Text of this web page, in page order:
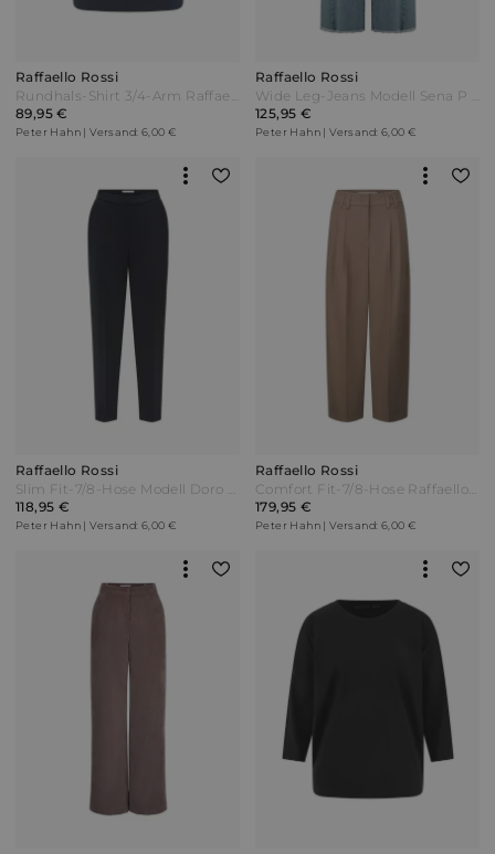
Raffaello Rossi
Rundhals-Shirt 3/4-Arm Raffaello Rossi blau
89,95 €
Peter Hahn | Versand: 6,00 €
Raffaello Rossi
Wide Leg-Jeans Modell Sena P Raffaello Rossi denim Blau
125,95 €
Peter Hahn | Versand: 6,00 €
Raffaello Rossi
Slim Fit-7/8-Hose Modell Doro Raffaello Rossi blau
118,95 €
Peter Hahn | Versand: 6,00 €
Raffaello Rossi
Comfort Fit-7/8-Hose Raffaello Rossi braun
179,95 €
Peter Hahn | Versand: 6,00 €